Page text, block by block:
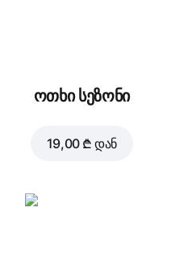
ოთხი სეზონი
19,00 ₾ დან